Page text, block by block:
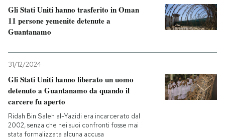
I MIEI PREFERITI
CALENDARIO
AREA PERSONALE
Gli Stati Uniti hanno trasferito in Oman
11 persone yemenite detenute a
Guantanamo
31/12/2024
Gli Stati Uniti hanno liberato un uomo
detenuto a Guantanamo da quando il
carcere fu aperto
Ridah Bin Saleh al-Yazidi era incarcerato dal
2002, senza che nei suoi confronti fosse mai
stata formalizzata alcuna accusa